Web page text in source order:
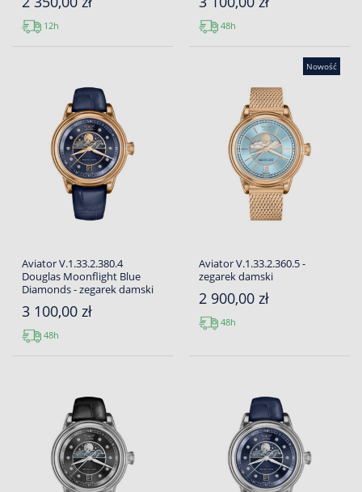
12h 48h
Aviator V.1.33.2.380.4
Douglas Moonflight Blue
Diamonds - zegarek damski
3 100,00 zł
48h
Nowość
Aviator V.1.33.2.360.5 -
zegarek damski
2 900,00 zł
48h